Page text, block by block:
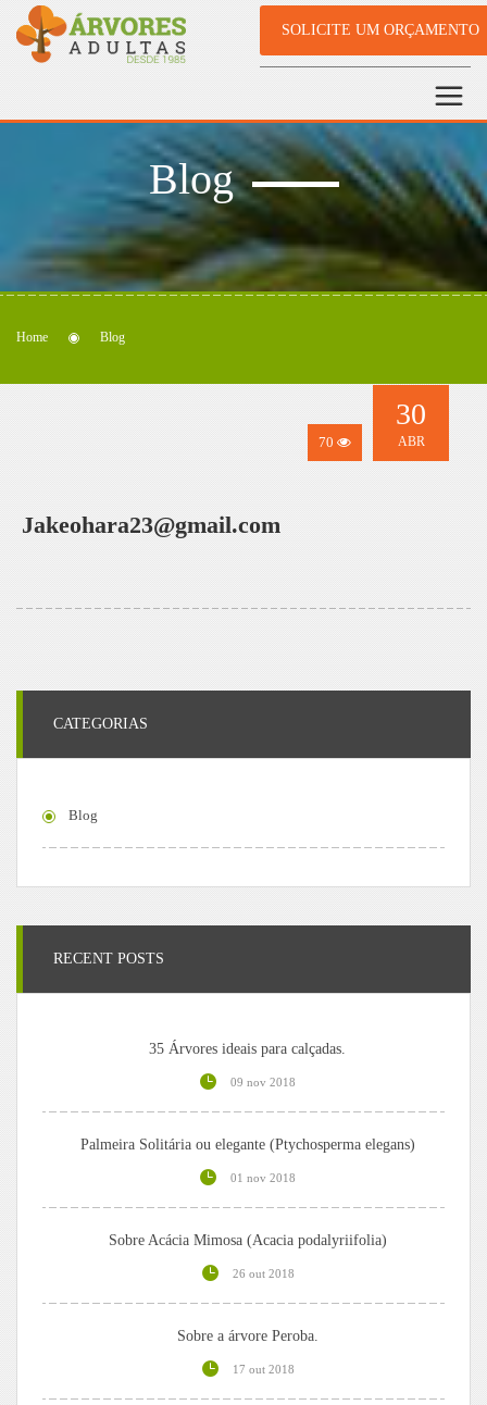
SOLICITE UM ORÇAMENTO
Blog
Home Blog
70
30
ABR
Jakeohara23@gmail.com
CATEGORIAS
Blog
RECENT POSTS
35 Árvores ideais para calçadas.
09 nov 2018
Palmeira Solitária ou elegante (Ptychosperma elegans)
01 nov 2018
Sobre Acácia Mimosa (Acacia podalyriifolia)
26 out 2018
Sobre a árvore Peroba.
17 out 2018